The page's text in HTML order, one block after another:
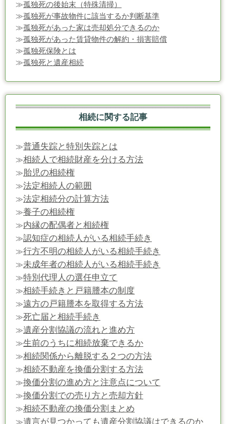
≫孤独死の後始末（特殊清掃）
≫孤独死が事故物件に該当するか判断基準
≫孤独死があった家は売却処分できるのか
≫孤独死があった賃貸物件の解約・損害賠償
≫孤独死保険とは
≫孤独死と遺産相続
相続に関する記事
≫普通失踪と特別失踪とは
≫相続人で相続財産を分ける方法
≫胎児の相続権
≫法定相続人の範囲
≫法定相続分の計算方法
≫養子の相続権
≫内縁の配偶者と相続権
≫認知症の相続人がいる相続手続き
≫行方不明の相続人がいる相続手続き
≫未成年者の相続人がいる相続手続き
≫特別代理人の選任申立て
≫相続手続きと戸籍謄本の制度
≫遠方の戸籍謄本を取得する方法
≫死亡届と相続手続き
≫遺産分割協議の流れと進め方
≫生前のうちに相続放棄できるか
≫相続関係から離脱する２つの方法
≫相続不動産を換価分割する方法
≫換価分割の進め方と注意点について
≫換価分割での売り方と売却方針
≫相続不動産の換価分割まとめ
≫遺言が見つかっても遺産分割協議はできるのか